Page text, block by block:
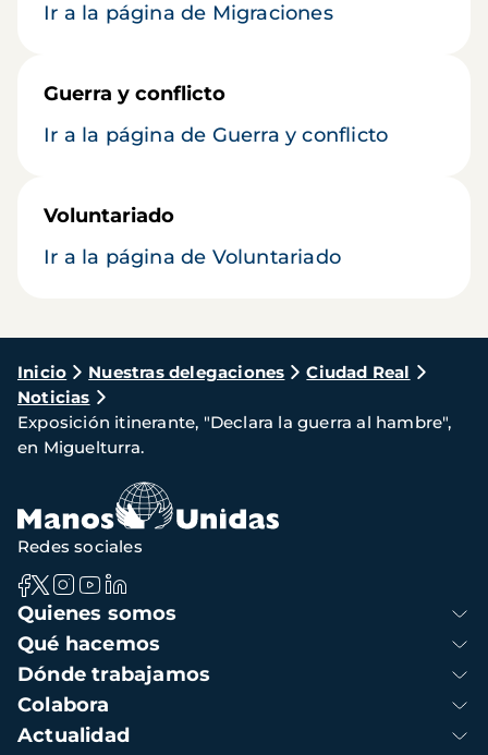
Ir a la página de Migraciones
Guerra y conflicto
Ir a la página de Guerra y conflicto
Voluntariado
Ir a la página de Voluntariado
Ruta
de
navegación
Inicio Nuestras delegaciones
Ciudad Real
Noticias
Exposición itinerante, "Declara la guerra al hambre",
en Miguelturra.
Navegación
principal
Quienes somos
Qué hacemos
Dónde trabajamos
Colabora
Actualidad
Redes sociales